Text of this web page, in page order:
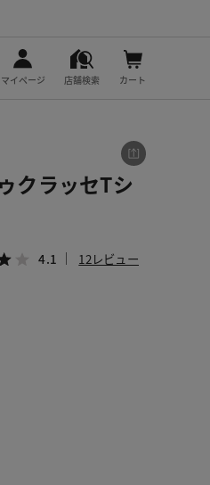
マイページ 店舗検索 カート
クラッセTシ
4.1 12レビュー